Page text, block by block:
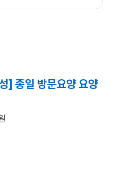
] 종일 방문요양 요양